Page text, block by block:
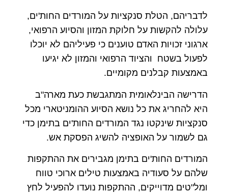
לדבריהם, הטלת סנקציות על המורדים החות'ים,
עלולה להקשות על חלוקת המזון והסיוע הרפואי,
ארגוני זכויות האדם טוענים כי פעיליהם לא יוכלו
לפעול בשטח והציוד הרפואי והמזון לא יגיעו
באמצעות קבלנים מקומיים.
הדרישה הבינלאומית המתגבשת כעת מארה"ב
היא להחריג את כל נושא הסיוע ההומניטארי מכל
סנקציות שינקטו נגד המורדים החות'ים בתימן כדי
גם לשמור על האופציה להשיג הפסקת אש.
המורדים החות'ים בתימן מגבירים את ההתקפות
שלהם על סעודיה באמצעות טילים ארוכי טווח
ומל"טים מדוייקים, ההתקפות נועדו להפעיל לחץ